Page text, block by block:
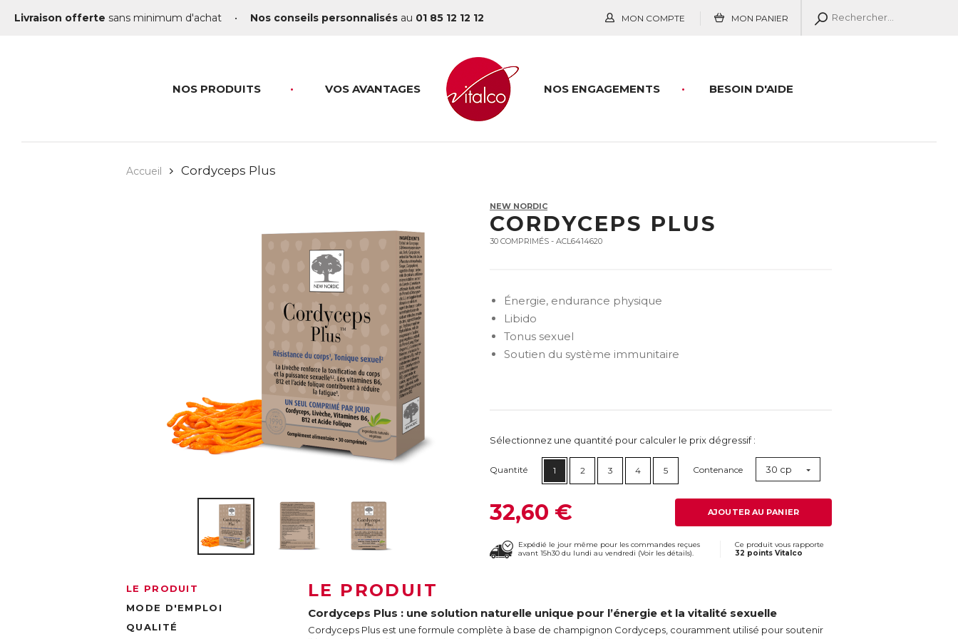
Livraison offerte sans minimum d'achat • Nos conseils personnalisés au 01 85 12 12 12 MON COMPTE MON PANIER
NOS PRODUITS VOS AVANTAGES BESOIN D'AIDE
NOS ENGAGEMENTS
Accueil Cordyceps Plus
NEW NORDIC
CORDYCEPS PLUS
30 COMPRIMÉS - ACL6414620
Énergie, endurance physique
Libido
Tonus sexuel
Soutien du système immunitaire
Sélectionnez une quantité pour calculer le prix dégressif :
Quantité 1 2 3 4 5 Contenance 30 cp
32,60 € AJOUTER AU PANIER
Expédié le jour même pour les commandes reçues
avant 15h30 du lundi au vendredi (Voir les détails).
Ce produit vous rapporte
32 points Vitalco
LE PRODUIT
MODE D'EMPLOI
QUALITÉ
LE PRODUIT
Cordyceps Plus : une solution naturelle unique pour l’énergie et la vitalité sexuelle
Cordyceps Plus est une formule complète à base de champignon Cordyceps, couramment utilisé pour soutenir